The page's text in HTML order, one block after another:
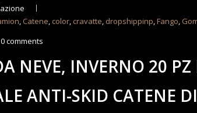
Catene color cravatte dropshippinp ,Fango
0 comments
NEVE, INVERNO 20
ANTI-SKID CATENE